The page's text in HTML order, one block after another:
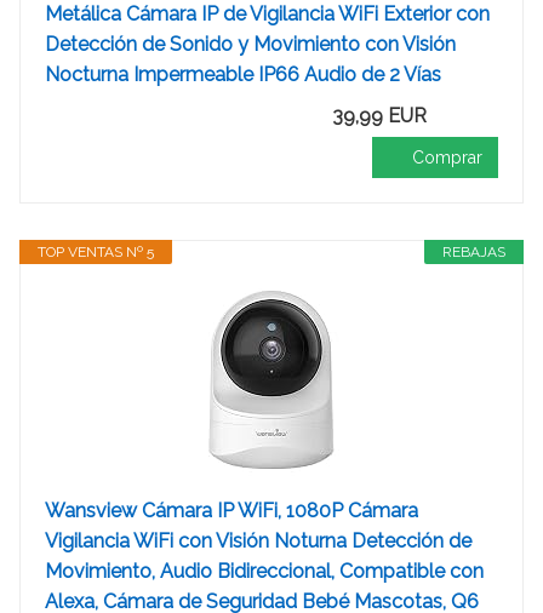
Metálica Cámara IP de Vigilancia WiFi Exterior con
Detección de Sonido y Movimiento con Visión
Nocturna Impermeable IP66 Audio de 2 Vías
39,99 EUR
Comprar
REBAJAS
TOP VENTAS Nº 5
Wansview Cámara IP WiFi, 1080P Cámara
Vigilancia WiFi con Visión Noturna Detección de
Movimiento, Audio Bidireccional, Compatible con
Alexa, Cámara de Seguridad Bebé Mascotas, Q6